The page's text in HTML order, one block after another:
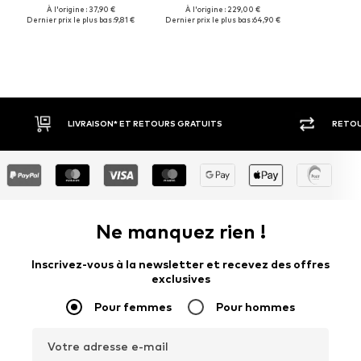
À l'origine : 37,90 €
Dernier prix le plus bas :9,81 €
À l'origine : 229,00 €
Dernier prix le plus bas :64,90 €
RETOUR SOUS 30 JOURS LARGE
Ne manquez rien !
Inscrivez-vous à la newsletter et recevez des offres
exclusives
Pour femmes Pour hommes
Votre adresse e-mail